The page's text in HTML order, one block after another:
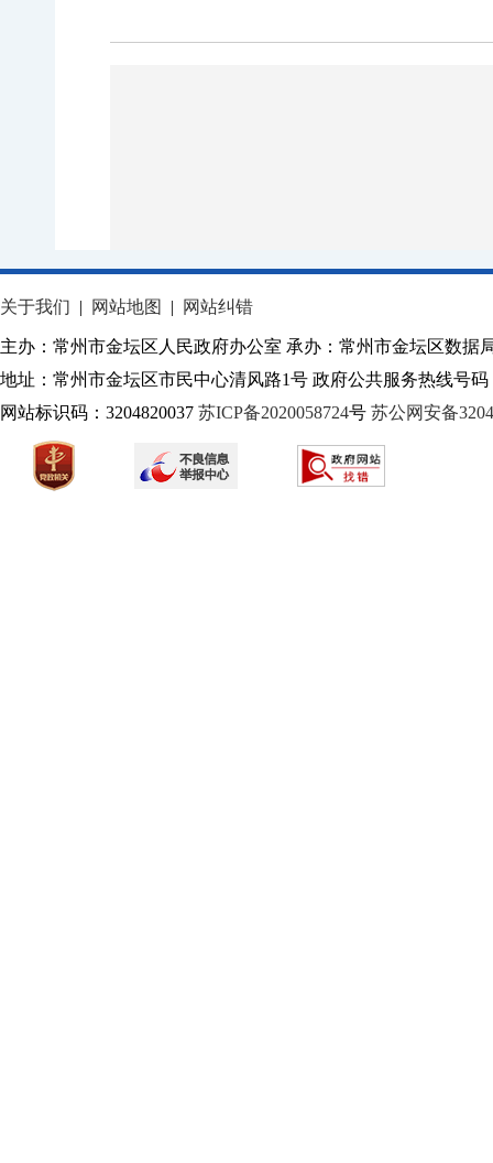
关于我们 | 网站地图 | 网站纠错
主办：常州市金坛区人民政府办公室 承办：常州市金坛区数据
地址：常州市金坛区市民中心清风路1号 政府公共服务热线号码
网站标识码：3204820037 苏ICP备2020058724号 苏公网安备